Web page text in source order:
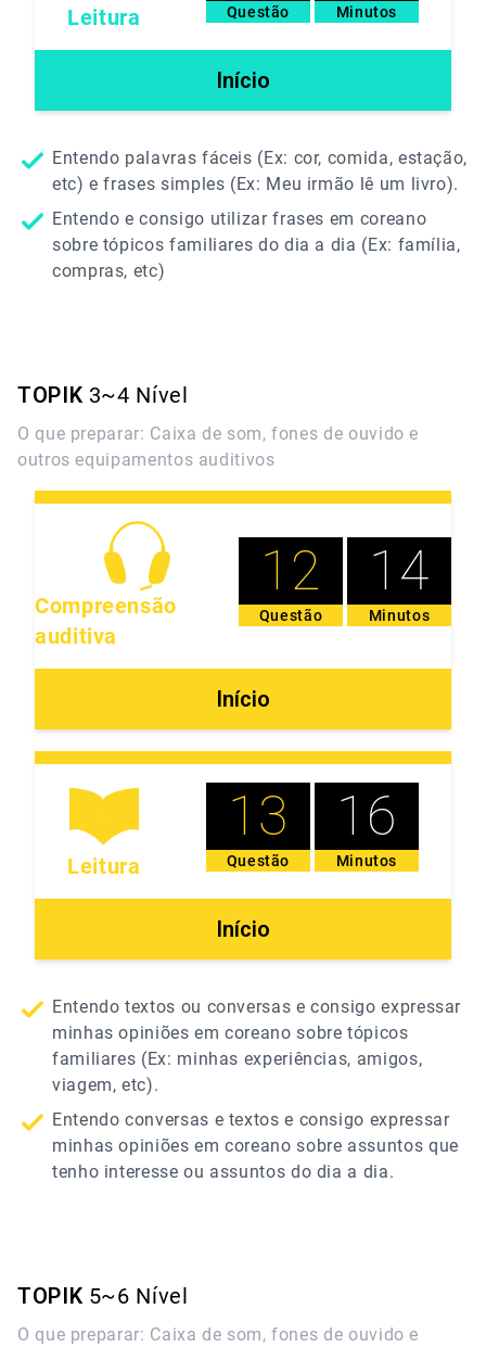
Leitura Questão Minutos
Início
Entendo palavras fáceis (Ex: cor, comida, estação,
etc) e frases simples (Ex: Meu irmão lê um livro).
Entendo e consigo utilizar frases em coreano
sobre tópicos familiares do dia a dia (Ex: família,
compras, etc)
TOPIK 3~4 Nível
O que preparar: Caixa de som, fones de ouvido e
outros equipamentos auditivos
Compreensão
auditiva
12
Questão
14
Minutos
Início
Leitura
13
Questão
16
Minutos
Início
Entendo textos ou conversas e consigo expressar
minhas opiniões em coreano sobre tópicos
familiares (Ex: minhas experiências, amigos,
viagem, etc).
Entendo conversas e textos e consigo expressar
minhas opiniões em coreano sobre assuntos que
tenho interesse ou assuntos do dia a dia.
TOPIK 5~6 Nível
O que preparar: Caixa de som, fones de ouvido e